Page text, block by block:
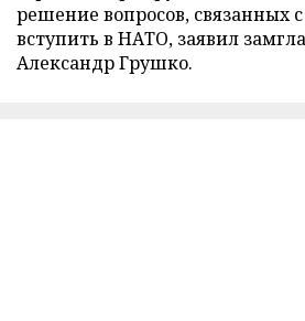
решение вопросов, связанных
вступить в НАТО, заявил
Александр Грушко.